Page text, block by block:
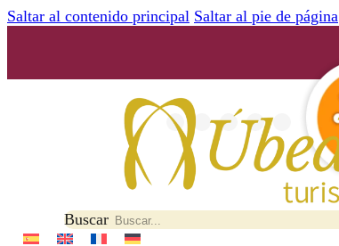
Saltar al contenido principal Saltar al pie de página
Buscar